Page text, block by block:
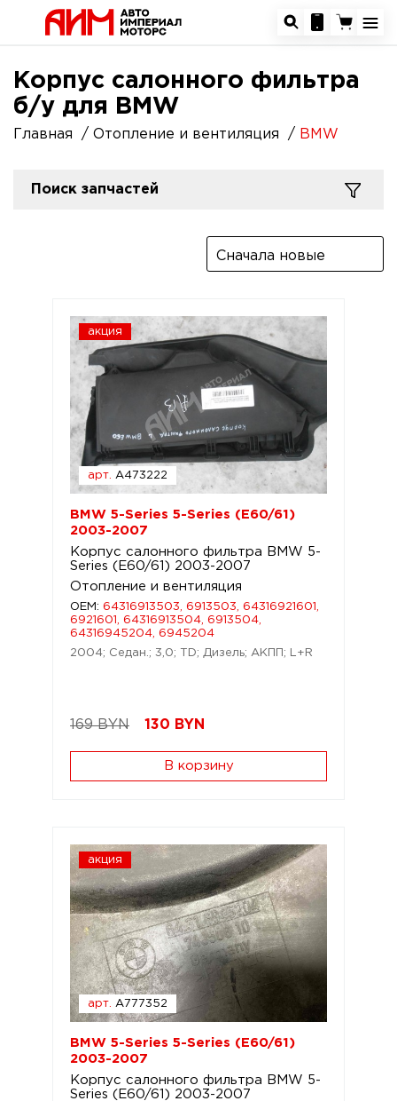
Корпус салонного фильтра
б/у для BMW
Главная Отопление и вентиляция BMW
Поиск запчастей
Сначала новые
акция
арт. A473222
BMW 5-Series 5-Series (E60/61)
2003-2007
Корпус салонного фильтра BMW 5-
Series (E60/61) 2003-2007
Отопление и вентиляция
OEM: 64316913503, 6913503, 64316921601,
6921601, 64316913504, 6913504,
64316945204, 6945204
2004; Седан.; 3,0; TD; Дизель; АКПП; L+R
169 BYN 130 BYN
В корзину
акция
арт. A777352
BMW 5-Series 5-Series (E60/61)
2003-2007
Корпус салонного фильтра BMW 5-
Series (E60/61) 2003-2007